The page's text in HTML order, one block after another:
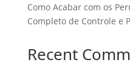
Como Acabar com os
Completo de Controle e
Recent